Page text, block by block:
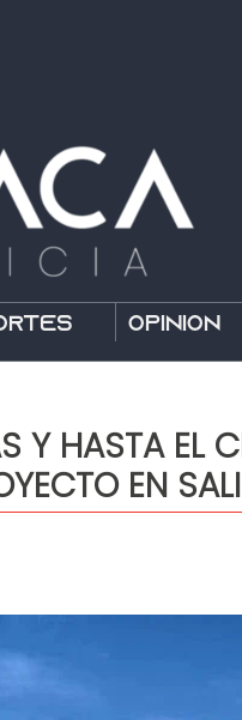
Opinión
Y HASTA EL
EN